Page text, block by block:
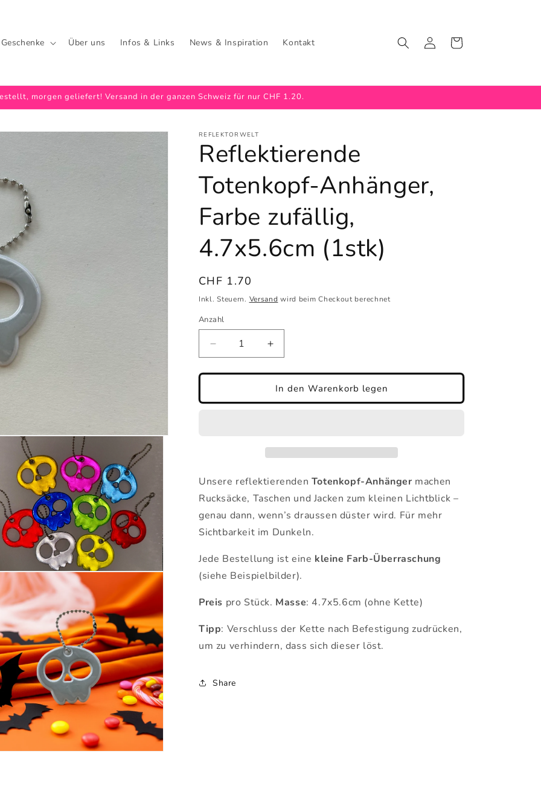
Über uns Infos & Links News & Inspiration Kontakt EinloggenWarenkorb
morgen geliefert! Versand in der ganzen Schweiz für nur CHF 1.20.
REFLEKTORWELT
Reflektierende
Totenkopf-Anhänger,
Farbe zufällig,
4.7x5.6cm (1stk)
Normaler
Preis
CHF 1.70
Inkl. Steuern. Versand wird beim Checkout berechnet
Anzahl
Verringere
die
Menge
Reflektierende
Erhöhe
die
Menge
für
Reflektierende
zufällig,
(1stk)
In den Warenkorb legen
Unsere reflektierenden Totenkopf-Anhänger machen
Rucksäcke, Taschen und Jacken zum kleinen Lichtblick –
genau dann, wenn’s draussen düster wird. Für mehr
Sichtbarkeit im Dunkeln.
Jede Bestellung ist eine kleine Farb-Überraschung
(siehe Beispielbilder).
Preis pro Stück. Masse: 4.7x5.6cm (ohne Kette)
Tipp: Verschluss der Kette nach Befestigung zudrücken,
um zu verhindern, dass sich dieser löst.
Share